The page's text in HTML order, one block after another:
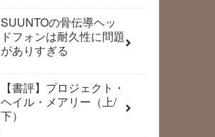
SUUNTOの骨伝導ヘッ
ドフォンは耐久性に問題
がありすぎる
【書評】プロジェクト・
ヘイル・メアリー（上/
下）